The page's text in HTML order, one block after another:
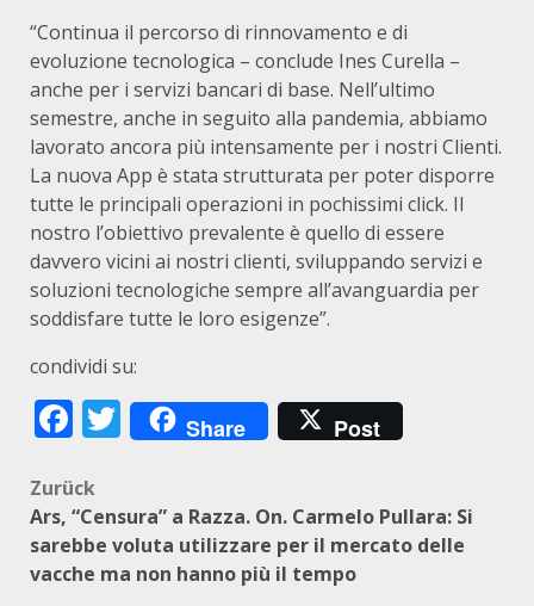
“Continua il percorso di rinnovamento e di
evoluzione tecnologica – conclude Ines Curella –
anche per i servizi bancari di base. Nell’ultimo
semestre, anche in seguito alla pandemia, abbiamo
lavorato ancora più intensamente per i nostri Clienti.
La nuova App è stata strutturata per poter disporre
tutte le principali operazioni in pochissimi click. Il
nostro l’obiettivo prevalente è quello di essere
davvero vicini ai nostri clienti, sviluppando servizi e
soluzioni tecnologiche sempre all’avanguardia per
soddisfare tutte le loro esigenze”.
condividi su:
Facebook
Twitter
Share Post
Beitragsnavigation
Zurück
Ars, “Censura” a Razza. On. Carmelo Pullara: Si
sarebbe voluta utilizzare per il mercato delle
vacche ma non hanno più il tempo